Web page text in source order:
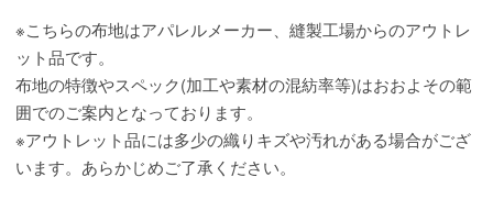
※こちらの布地はアパレルメーカー、縫製工場からのアウトレ
ット品です。
布地の特徴やスペック(加工や素材の混紡率等)はおおよその範
囲でのご案内となっております。
※アウトレット品には多少の織りキズや汚れがある場合がござ
います。あらかじめご了承ください。